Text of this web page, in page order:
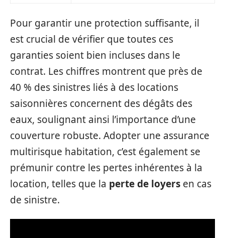
Pour garantir une protection suffisante, il
est crucial de vérifier que toutes ces
garanties soient bien incluses dans le
contrat. Les chiffres montrent que près de
40 % des sinistres liés à des locations
saisonnières concernent des dégâts des
eaux, soulignant ainsi l’importance d’une
couverture robuste. Adopter une assurance
multirisque habitation, c’est également se
prémunir contre les pertes inhérentes à la
location, telles que la perte de loyers en cas
de sinistre.